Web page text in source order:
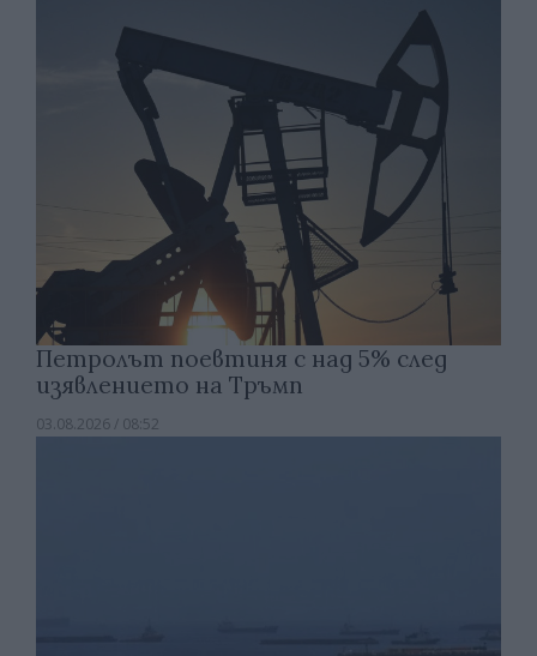
Петролът поевтиня с над 5% след
изявлението на Тръмп
03.08.2026 / 08:52